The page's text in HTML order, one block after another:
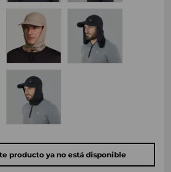
producto ya no está disponible